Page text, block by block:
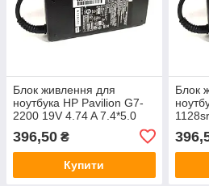
Блок живлення для
ноутбука HP Pavilion G7-
2200 19V 4.74 A 7.4*5.0
396,50 ₴
Купити
Блок